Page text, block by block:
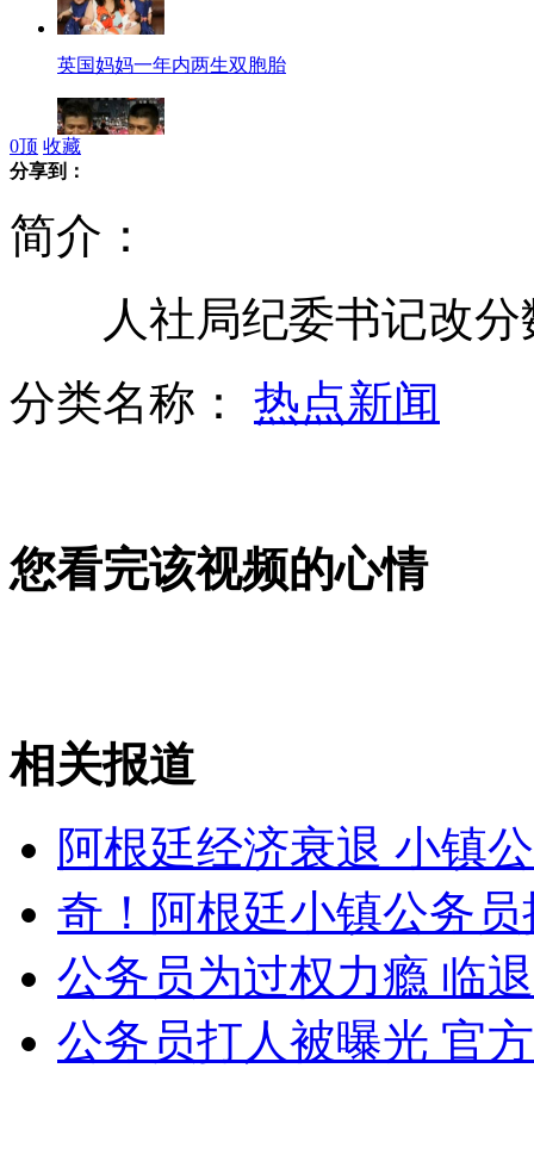
英国妈妈一年内两生双胞胎
盖州小伙回家探亲连救500人
巴拉圭标枪美女靠走秀筹集经费
山西运城恶犬咬伤多人 警民合力深夜将其击毙
女孩北京地铁殴打老人 痛下狠手拳打脚踢
0顶 收藏
分享到：
简介：
人社局纪委书记改分
分类名称： 热点新闻
您看完该视频的心情
相关报道
阿根廷经济衰退 小镇
奇！阿根廷小镇公务
公务员为过权力瘾 临
公务员打人被曝光 官